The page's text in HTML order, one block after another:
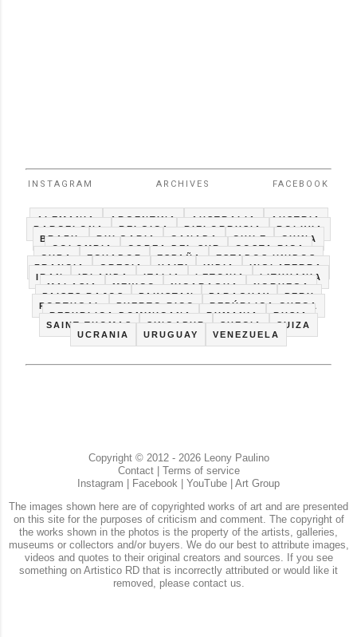
INSTAGRAM ARCHIVES FACEBOOK
ALEMANIA ARGENTINA AUSTRALIA
AUSTRIA
BARCELONA
BELGICA BIELORRUSIA
BOLIVIA
BRAZIL
BULGARIA CANADA CHILE
CHINA
COLOMBIA
COREA DEL SUR
COSTA RICA
CUBA
ECUADOR ESPAÑA
ESTADOS UNIDOS
FRANCIA
GRECIA HAITI INDIA
INGLATERRA
IRAN
IRLANDA ITALIA LETONIA
LITHUANIA
MALASIA
MEXICO NICARAGUA
NORUEGA
PAISES BAJOS
PAKISTAN PARAGUAY
PERU
PORTUGAL
PUERTO RICO
REPÚBLICA CHECA
REPUBLICA DOMINICANA
RUMANIA
RUSIA
SAINT THOMAS
SINGAPUR SUECIA
SUIZA
UCRANIA
URUGUAY VENEZUELA
Copyright © 2012 - 2026 Leony Paulino
Contact| Terms of service
Instagram
Facebook YouTube
Art Group
The images shown here are of copyrighted works of art and are presented
on this site for the purposes of criticism and comment. The copyright of
the works shown in the photos is the property of the artists, galleries,
museums or collectors and/or buyers. We do our best to attribute images,
videos and quotes to their original creators and sources. If you see
something on Artistico RD that is incorrectly attributed or would like it
removed, please contact us.